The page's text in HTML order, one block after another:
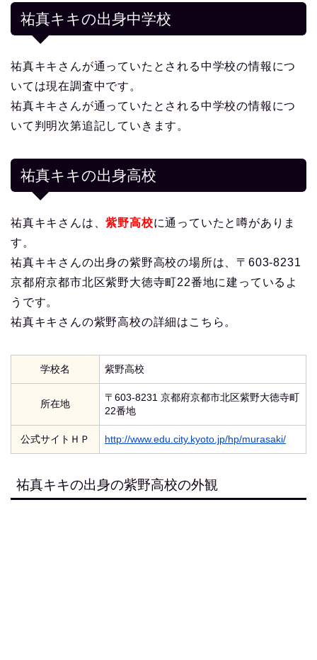
祐真キキの出身中学校
祐真キキさんが通っていたとされる中学校の情報につ
いては現在調査中です。
祐真キキさんが通っていたとされる中学校の情報につ
いて判明次第追記していきます。
祐真キキの出身高校
祐真キキさんは、紫野高校に通っていたと噂がありま
す。
祐真キキさんの出身の紫野高校の場所は、〒603-8231
京都府京都市北区紫野大徳寺町22番地に建っているよ
うです。
祐真キキさんの紫野高校の詳細はこちら。
学校名 紫野高校
所在地
〒603-8231 京都府京都市北区紫野大徳寺町
22番地
公式サイトＨＰ http://www.edu.city.kyoto.jp/hp/murasaki/
祐真キキの出身の紫野高校の外観